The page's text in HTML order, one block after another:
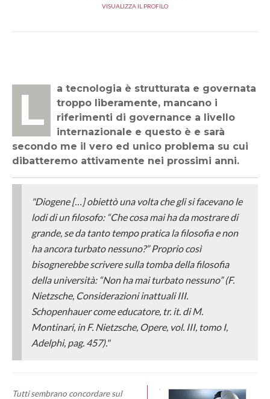
VISUALIZZA IL PROFILO
La tecnologia è strutturata e governata
troppo liberamente, mancano i
riferimenti di governance a livello
internazionale e questo è e sarà
secondo me il vero ed unico problema su cui
dibatteremo attivamente nei prossimi anni.
"Diogene […] obiettò una volta che gli si facevano le
lodi di un filosofo: “Che cosa mai ha da mostrare di
grande, se da tanto tempo pratica la filosofia e non
ha ancora turbato nessuno?” Proprio così
bisognerebbe scrivere sulla tomba della filosofia
della università: “Non ha maiturbatonessuno” (F.
Nietzsche, Considerazioni inattuali III.
Schopenhauer come educatore, tr. it. di M.
Montinari, in F. Nietzsche, Opere, vol. III, tomo I,
Adelphi, pag. 457)."
Tutti sembrano concordare sul